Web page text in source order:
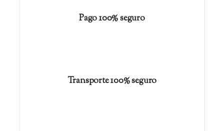
Pago 100% seguro
Transporte 100% seguro